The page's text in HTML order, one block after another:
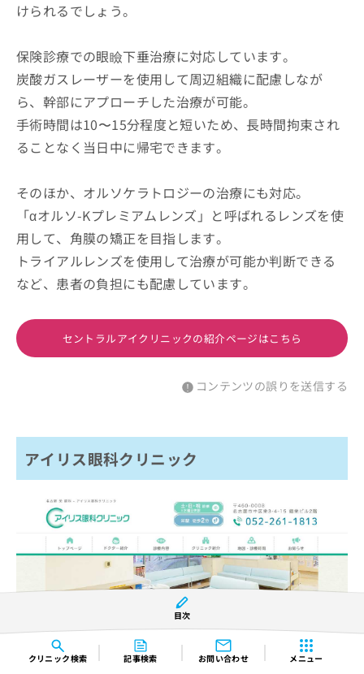
クリニック検索 記事検索 お問い合わせ メニュー
けられるでしょう。
保険診療での眼瞼下垂治療に対応しています。
炭酸ガスレーザーを使用して周辺組織に配慮しなが
ら、幹部にアプローチした治療が可能。
手術時間は10〜15分程度と短いため、長時間拘束され
ることなく当日中に帰宅できます。
そのほか、オルソケラトロジーの治療にも対応。
「αオルソ-Kプレミアムレンズ」と呼ばれるレンズを使
用して、角膜の矯正を目指します。
トライアルレンズを使用して治療が可能か判断できる
など、患者の負担にも配慮しています。
セントラルアイクリニックの紹介ページはこちら
コンテンツの誤りを送信する
アイリス眼科クリニック
目次